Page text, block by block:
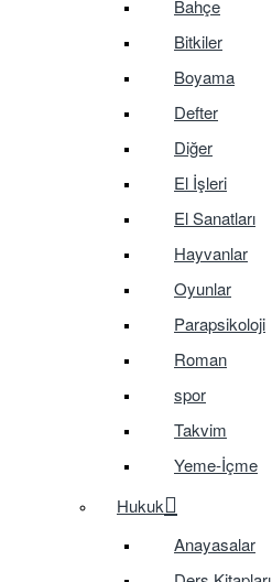
Bahçe
Bitkiler
Boyama
Defter
Diğer
El İşleri
El Sanatları
Hayvanlar
Oyunlar
Parapsikoloji
Roman
spor
Takvim
Yeme-İçme
Hukuk
Anayasalar